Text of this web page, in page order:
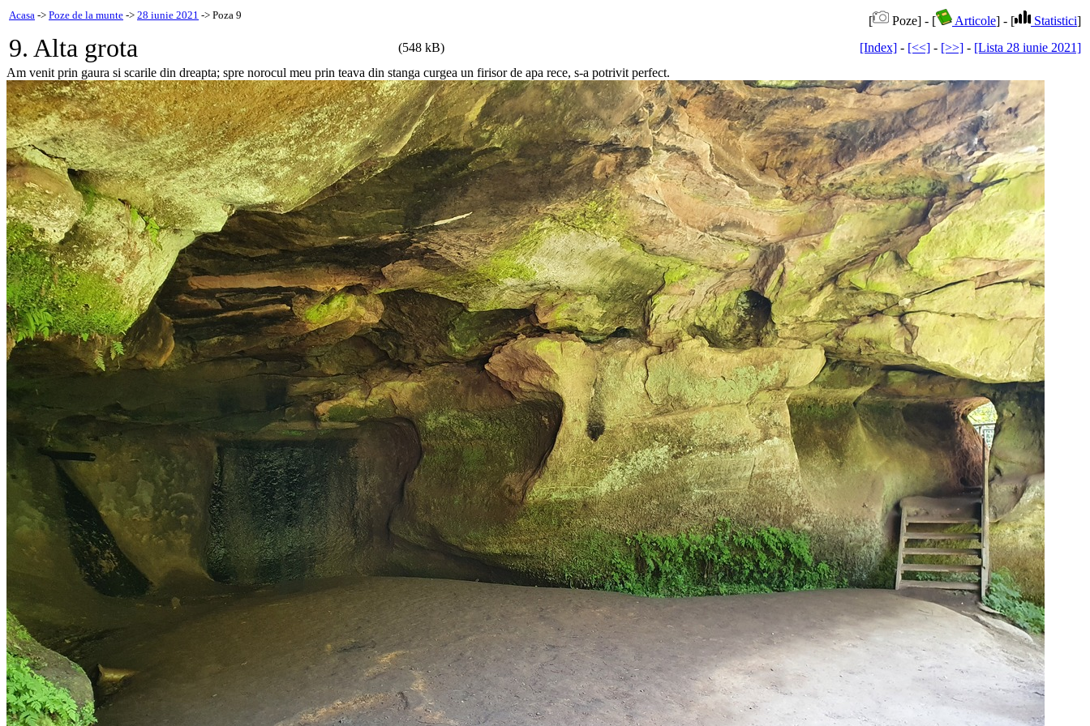
Acasa -> Poze de la munte -> 28 iunie 2021 -> Poza 9 [ Poze] - [ Articole] - [ Statistici]
9. Alta grota (548 kB) [Index] - [<<] - [>>] - [Lista 28 iunie 2021]
Am venit prin gaura si scarile din dreapta; spre norocul meu prin teava din stanga curgea un firisor de apa rece, s-a potrivit perfect.